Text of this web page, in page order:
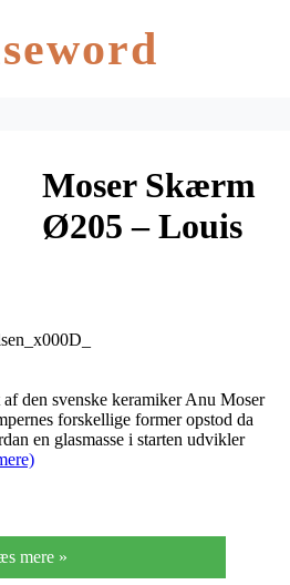
Moser Skærm
Ø205 – Louis
den svenske keramiker Anu Moser
forskellige former opstod da
en glasmasse i starten udvikler
mere »